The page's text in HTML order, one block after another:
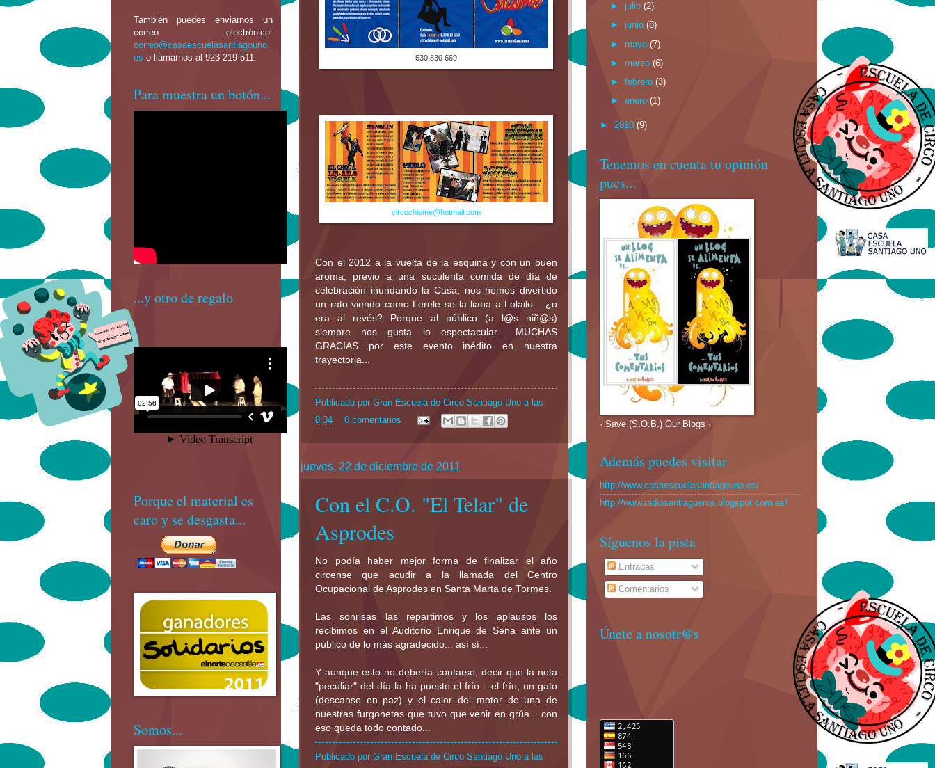
630 830 669
circochisme@hotmail.com
Con el 2012 a la vuelta de la esquina y con un buen
aroma, previo a una suculenta comida de día de
celebración inundando la Casa, nos hemos divertido
un rato viendo como Lerele se la liaba a Lolailo... ¿o
era al revés? Porque al público (a l@s niñ@s)
siempre nos gusta lo espectacular... MUCHAS
GRACIAS por este evento inédito en nuestra
trayectoria...
Publicado por Gran Escuela de Circo Santiago Uno a las
8:34
0 comentarios
jueves, 22 de diciembre de 2011
Con el C.O. "El Telar" de
Asprodes
No podía haber mejor forma de finalizar el año
circense que acudir a la llamada del Centro
Ocupacional de Asprodes en Santa Marta de Tormes.
Las sonrisas las repartimos y los aplausos los
recibimos en el Auditorio Enrique de Sena ante un
público de lo más agradecido... así sí...
Y aunque esto no debería contarse, decir que la nota
"peculiar" del día la ha puesto el frío... el frío, un gato
(descanse en paz) y el calor del motor de una de
nuestras furgonetas que tuvo que venir en grúa... con
eso queda todo contado...
Publicado por Gran Escuela de Circo Santiago Uno a las
También puedes enviarnos un
correo electrónico:
correo@casaescuelasantiagouno.
es o llamarnos al 923 219 511.
Para muestra un botón...
...y otro de regalo
Porque el material es
caro y se desgasta...
Somos...
► julio(2)
► junio(8)
► mayo(7)
► marzo(6)
►febrero(3)
►enero(1)
► 2010 (9)
Tenemos en cuenta tu opinión
pues...
· Save (S.O.B.) Our Blogs ·
Además puedes visitar
http://www.casaescuelasantiagouno.es/
http://www.radiosantiagueros.blogspot.com.es/
Síguenos la pista
Entradas
Comentarios
Únete a nosotr@s